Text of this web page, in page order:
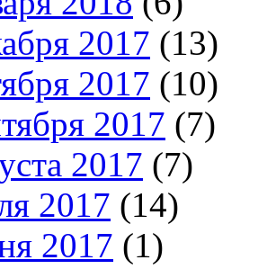
2017 (13)
2017 (10)
2017 (7)
2017 (7)
2017 (14)
2017 (1)